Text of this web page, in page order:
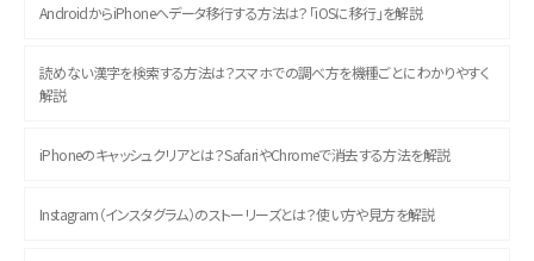
AndroidからiPhoneへデータ移行する方法は？「iOSに移行」を解説
読めない漢字を検索する方法は？スマホでの調べ方を機種ごとにわかりやすく
解説
iPhoneのキャッシュクリアとは？SafariやChromeで消去する方法を解説
Instagram（インスタグラム）のストーリーズとは？使い方や見方を解説